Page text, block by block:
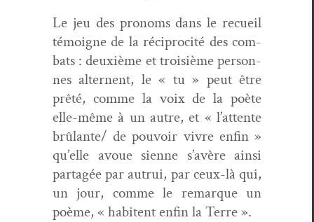
Le jeu des pronoms dans le recueil
témoigne de la réciproc­ité des com­
bats : deux­ième et troisième per­son­
nes alter­nent, le « tu » peut être
prêté, comme la voix de la poète
elle-même à un autre, et « l’attente
brûlante/ de pou­voir vivre enfin »
qu’elle avoue sienne s’avère ain­si
partagée par autrui, par ceux-là qui,
un jour, comme le remar­que un
poème, « habitent enfin la Terre ».